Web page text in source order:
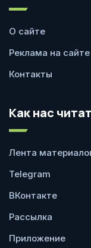
О сайте
Реклама на сайте
Контакты
Как нас
Лента
Telegram
ВКонтакте
Рассылка
Приложение